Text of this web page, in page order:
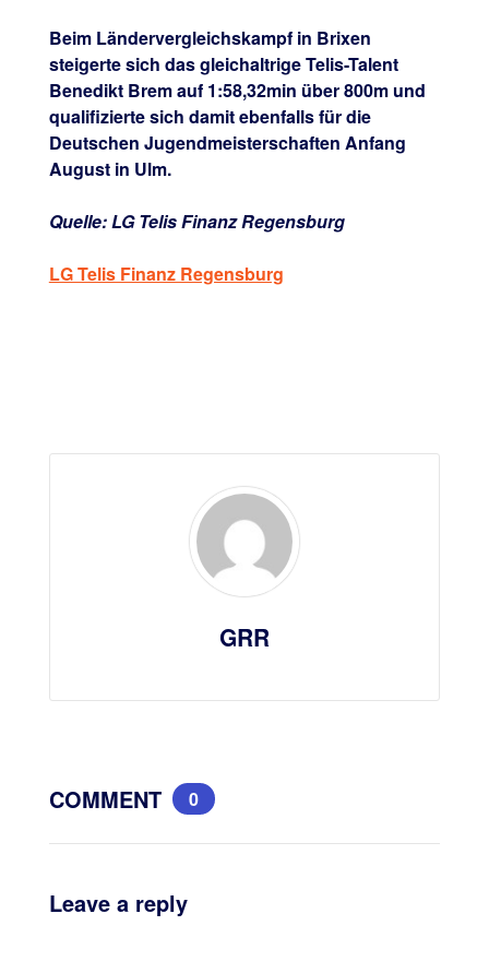
Beim Ländervergleichskampf in Brixen
steigerte sich das gleichaltrige Telis-Talent
Benedikt Brem auf 1:58,32min über 800m und
qualifizierte sich damit ebenfalls für die
Deutschen Jugendmeisterschaften Anfang
August in Ulm.
Quelle: LG Telis Finanz Regensburg
LG Telis Finanz Regensburg
GRR
COMMENT 0
Leave a reply